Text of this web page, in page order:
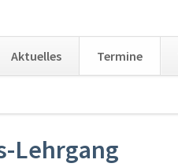
Aktuelles Termine
Lehrgang